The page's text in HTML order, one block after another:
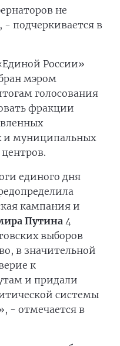
не
- подчеркивается в
России»
мэром
голосования
фракции
и муниципальных
единого дня
кампания и
Путина4
выборов
в значительной
к
и придали
системы
- отмечается в